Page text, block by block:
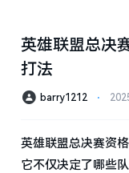
英雄联盟总决
打法
barry1212 ⋅
英雄联盟总决赛资
它不仅决定了哪些